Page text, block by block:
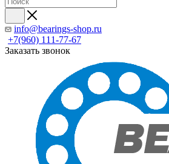
info@bearings-shop.ru
+7(960) 111-77-67
Заказать звонок